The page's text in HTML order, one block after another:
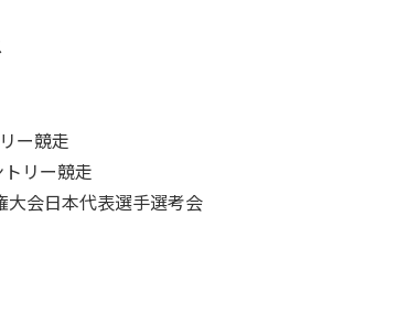
ー競走
リー競走
大会日本代表選手選考会